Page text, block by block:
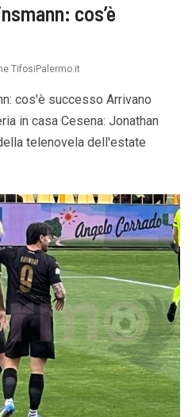
cos’è
TifosiPalermo.it
cos'è successo Arrivano
in casa Cesena: Jonathan
telenovela dell'estate